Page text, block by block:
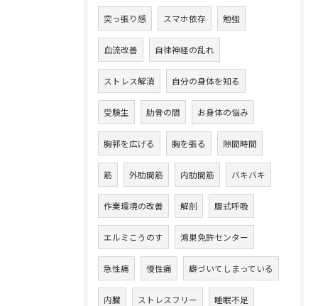
突っ張り感 スマホ依存 勉強
血流改善 自律神経の乱れ
ストレス解消 自分の身体を知る
受験生 肋骨の間 お身体の悩み
胸郭を広げる 胸を張る 隙間時間
筋 外肋間筋 内肋間筋 バキバキ
作業環境の改善 解剖 腹式呼吸
エルミこうのす 鴻巣免許センター
急性痛 慢性痛 癖づいてしまっている
内臓 ストレスフリー 睡眠不足